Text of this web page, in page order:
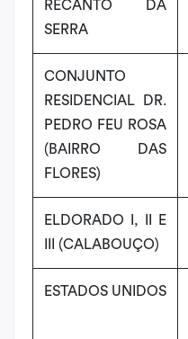
RECANTO DA
SERRA
CONJUNTO
RESIDENCIAL DR.
PEDRO FEU ROSA
(BAIRRO DAS
FLORES)
ELDORADO I, II E
III (CALABOUÇO)
ESTADOS UNIDOS